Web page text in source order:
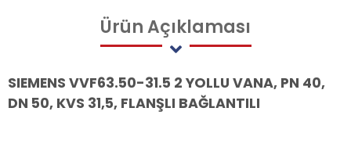
ÜrünAçıklaması
SIEMENS VVF63.50-31.5 2 YOLLU VANA, PN 40,
DN 50, KVS 31,5, FLANŞLI BAĞLANTILI